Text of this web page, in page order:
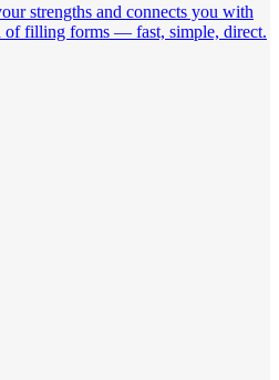
strengths and connects you with
of filling forms — fast, simple, direct.